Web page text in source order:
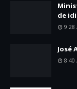
de
9:28
José
8:40